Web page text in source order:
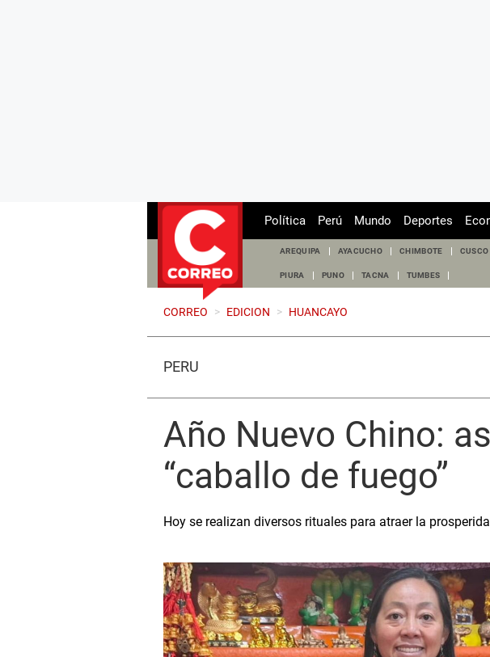
Política Perú Mundo Deportes
AREQUIPA AYACUCHO CHIMBOTE CUSCO
PIURA PUNO TACNA TUMBES
CORREO > EDICION > HUANCAYO
PERÚ
Año Nuevo Chino:
“caballo de fuego”
Hoy se realizan diversos rituales para atraer la